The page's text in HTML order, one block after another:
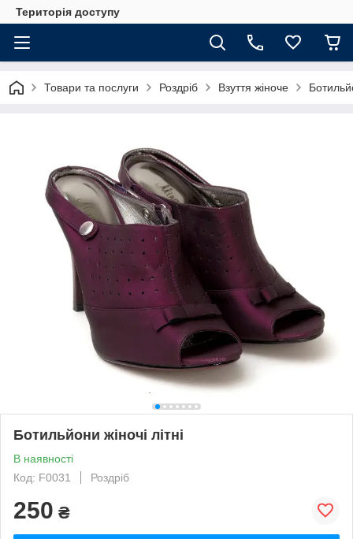
Територія доступу
Товари та послуги Роздріб Взуття жіноче
Ботильйони жіночі літні
В наявності
Код: F0031
Роздріб
250 ₴